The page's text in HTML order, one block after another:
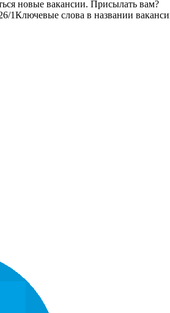
новые вакансии. Присылать вам?
6/1Ключевые слова в названии